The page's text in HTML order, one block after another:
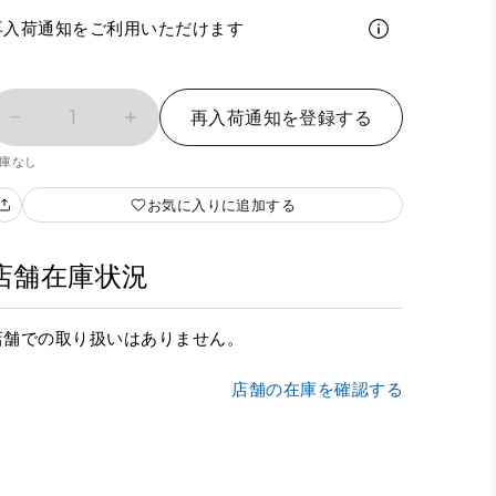
入荷通知をご利用いただけます
1 再入荷通知を登録する
なし
お気に入りに追加する
舗在庫状況
での取り扱いはありません。
店舗の在庫を確認する